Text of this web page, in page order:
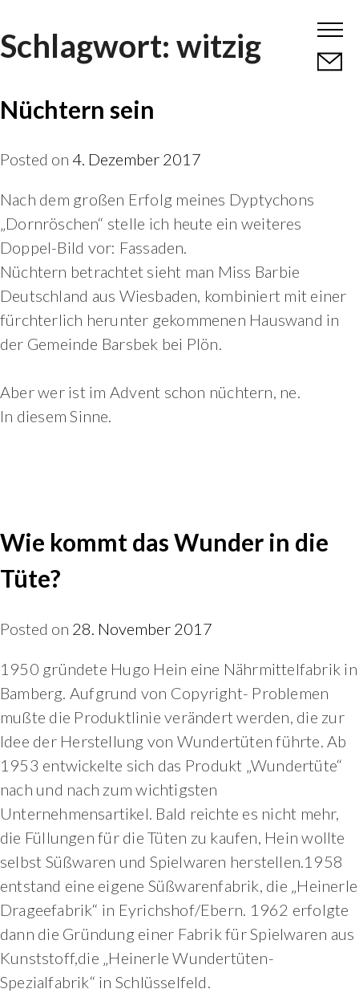
to
content
Schlagwort: witzig
Nüchtern sein
Posted on 4. Dezember 2017
Nach dem großen Erfolg meines Dyptychons
„Dornröschen“ stelle ich heute ein weiteres
Doppel-Bild vor: Fassaden.
Nüchtern betrachtet sieht man Miss Barbie
Deutschland aus Wiesbaden, kombiniert mit einer
fürchterlich herunter gekommenen Hauswand in
der Gemeinde Barsbek bei Plön.
Aber wer ist im Advent schon nüchtern, ne.
In diesem Sinne.
Wie kommt das Wunder in die
Tüte?
Posted on 28. November 2017
1950 gründete Hugo Hein eine Nährmittelfabrik in
Bamberg. Aufgrund von Copyright- Problemen
mußte die Produktlinie verändert werden, die zur
Idee der Herstellung von Wundertüten führte. Ab
1953 entwickelte sich das Produkt „Wundertüte“
nach und nach zum wichtigsten
Unternehmensartikel. Bald reichte es nicht mehr,
die Füllungen für die Tüten zu kaufen, Hein wollte
selbst Süßwaren und Spielwaren herstellen.1958
entstand eine eigene Süßwarenfabrik, die „Heinerle
Drageefabrik“ in Eyrichshof/Ebern. 1962 erfolgte
dann die Gründung einer Fabrik für Spielwaren aus
Kunststoff,die „Heinerle Wundertüten-
Spezialfabrik“ in Schlüsselfeld.